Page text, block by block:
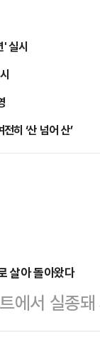
실시
히 ‘산 넘어 산’
살아 돌아왔다
에서 실종
)가 극적으